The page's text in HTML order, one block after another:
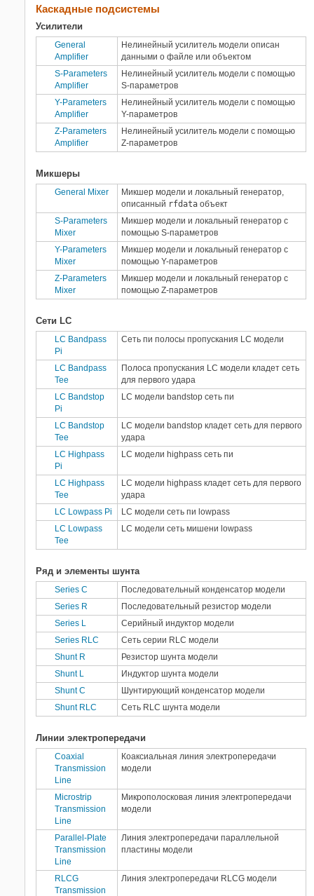
Каскадные подсистемы
Усилители
General
Amplifier
Нелинейный усилитель модели описан
данными о файле или объектом
S-Parameters
Amplifier
Нелинейный усилитель модели с помощью
S-параметров
Y-Parameters
Amplifier
Нелинейный усилитель модели с помощью
Y-параметров
Z-Parameters
Amplifier
Нелинейный усилитель модели с помощью
Z-параметров
Микшеры
General Mixer
Микшер модели и локальный генератор,
описанный rfdata объект
S-Parameters
Mixer
Микшер модели и локальный генератор с
помощью S-параметров
Y-Parameters
Mixer
Микшер модели и локальный генератор с
помощью Y-параметров
Z-Parameters
Mixer
Микшер модели и локальный генератор с
помощью Z-параметров
Сети LC
LC Bandpass
Pi
Сеть пи полосы пропускания LC модели
LC Bandpass
Tee
Полоса пропускания LC модели кладет сеть
для первого удара
LC Bandstop
Pi
LC модели bandstop сеть пи
LC Bandstop
Tee
LC модели bandstop кладет сеть для первого
удара
LC Highpass
Pi
LC модели highpass сеть пи
LC Highpass
Tee
LC модели highpass кладет сеть для первого
удара
LC Lowpass Pi
LC модели сеть пи lowpass
LC Lowpass
Tee
LC модели сеть мишени lowpass
Ряд и элементы шунта
Series C
Последовательный конденсатор модели
Series R
Последовательный резистор модели
Series L
Серийный индуктор модели
Series RLC
Сеть серии RLC модели
Shunt R
Резистор шунта модели
Shunt L
Индуктор шунта модели
Shunt C
Шунтирующий конденсатор модели
Shunt RLC
Сеть RLC шунта модели
Линии электропередачи
Coaxial
Transmission
Line
Коаксиальная линия электропередачи
модели
Microstrip
Transmission
Line
Микрополосковая линия электропередачи
модели
Parallel-Plate
Transmission
Line
Линия электропередачи параллельной
пластины модели
RLCG
Transmission
Линия электропередачи RLCG модели